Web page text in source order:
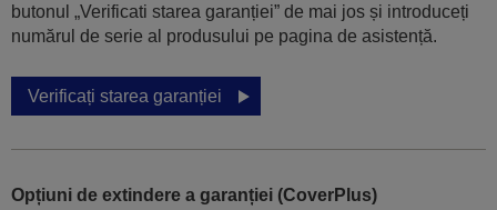
butonul „Verificati starea garanției” de mai jos și introduceți
numărul de serie al produsului pe pagina de asistență.
Verificați starea garanției
Opțiuni de extindere a garanției (CoverPlus)